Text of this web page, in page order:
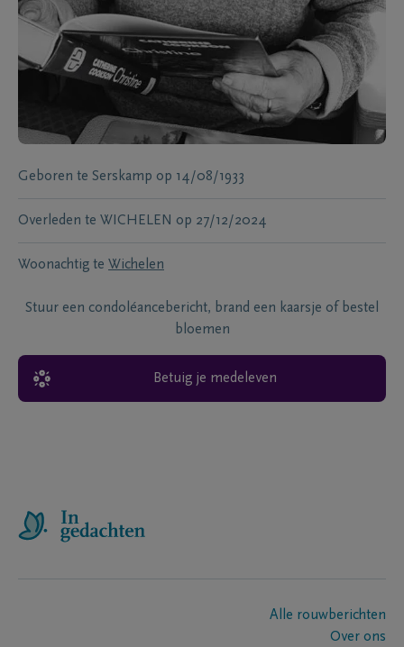
Geboren te Serskamp op 14/08/1933
Overleden te WICHELEN op 27/12/2024
Woonachtig te Wichelen
Stuur een condoléancebericht, brand een kaarsje of bestel
bloemen
Betuig je medeleven
Alle rouwberichten
Over ons